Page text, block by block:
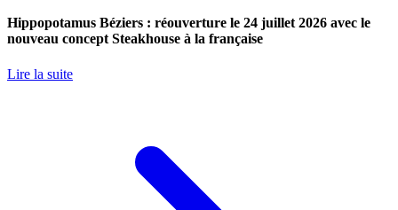
Hippopotamus Béziers : réouverture le 24 juillet 2026 avec le
nouveau concept Steakhouse à la française
Lire la suite